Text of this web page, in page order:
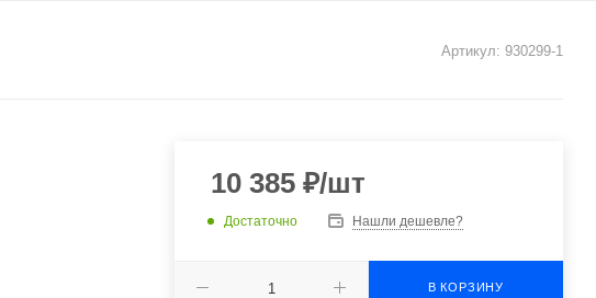
Артикул: 930299-1
10 385₽/шт
Достаточно Нашли дешевле?
В КОРЗИНУ